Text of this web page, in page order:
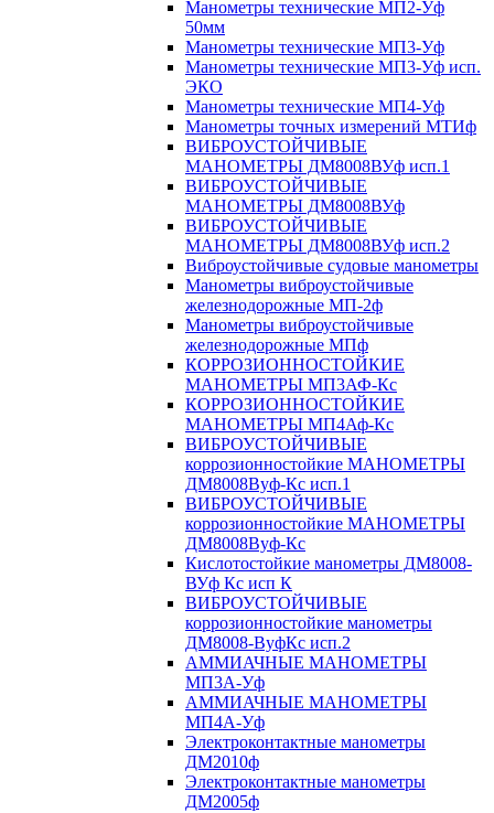
Манометры технические МП2-Уф
50мм
Манометры технические МП3-Уф
Манометры технические МП3-Уф исп.
ЭКО
Манометры технические МП4-Уф
Манометры точных измерений МТИф
ВИБРОУСТОЙЧИВЫЕ
МАНОМЕТРЫ ДМ8008ВУф исп.1
ВИБРОУСТОЙЧИВЫЕ
МАНОМЕТРЫ ДМ8008ВУф
ВИБРОУСТОЙЧИВЫЕ
МАНОМЕТРЫ ДМ8008ВУф исп.2
Виброустойчивые судовые манометры
Манометры виброустойчивые
железнодорожные МП-2ф
Манометры виброустойчивые
железнодорожные МПф
КОРРОЗИОННОСТОЙКИЕ
МАНОМЕТРЫ МП3АФ-Кс
КОРРОЗИОННОСТОЙКИЕ
МАНОМЕТРЫ МП4Аф-Кс
ВИБРОУСТОЙЧИВЫЕ
коррозионностойкие МАНОМЕТРЫ
ДМ8008Вуф-Кс исп.1
ВИБРОУСТОЙЧИВЫЕ
коррозионностойкие МАНОМЕТРЫ
ДМ8008Вуф-Кс
Кислотостойкие манометры ДМ8008-
ВУф Кс исп К
ВИБРОУСТОЙЧИВЫЕ
коррозионностойкие манометры
ДМ8008-ВуфКс исп.2
АММИАЧНЫЕ МАНОМЕТРЫ
МП3А-Уф
АММИАЧНЫЕ МАНОМЕТРЫ
МП4А-Уф
Электроконтактные манометры
ДМ2010ф
Электроконтактные манометры
ДМ2005ф